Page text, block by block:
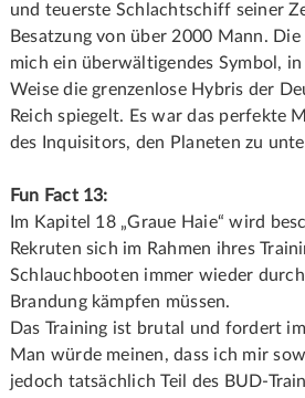
und teuerste Schlachtschiff seiner
Besatzung von über 2000 Mann.
mich ein überwältigendes Symbol,
Weise die grenzenlose Hybris der
Reich spiegelt. Es war das perfekte
des Inquisitors, den Planeten zu
Fun Fact 13:
Im Kapitel 18 „Graue Haie“ wird
Rekruten sich im Rahmen ihres
Schlauchbooten immer wieder
Brandung kämpfen müssen.
Das Training ist brutal und fordert
Man würde meinen, dass ich mir
jedoch tatsächlich Teil des BUD-